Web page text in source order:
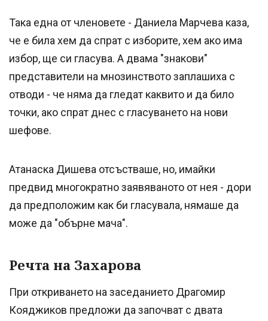
Така една от членовете - Даниела Марчева каза,
че е била хем да спрат с изборите, хем ако има
избор, ще си гласува. А двама "знакови"
представители на мнозинството заплашиха с
отводи - че няма да гледат каквито и да било
точки, ако спрат днес с гласуването на нови
шефове.
Атанаска Дишева отсъстваше, но, имайки
предвид многократно заявяваното от нея - дори
да предположим как би гласувала, нямаше да
може да "обърне мача".
Речта на Захарова
При откриването на заседанието Драгомир
Кояджиков предложи да започват с двата